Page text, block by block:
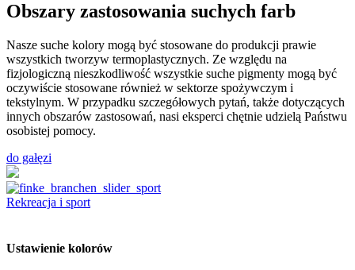
Obszary zastosowania suchych farb
Nasze suche kolory mogą być stosowane do produkcji prawie
wszystkich tworzyw termoplastycznych. Ze względu na
fizjologiczną nieszkodliwość wszystkie suche pigmenty mogą być
oczywiście stosowane również w sektorze spożywczym i
tekstylnym. W przypadku szczegółowych pytań, także dotyczących
innych obszarów zastosowań, nasi eksperci chętnie udzielą Państwu
osobistej pomocy.
do gałęzi
Rekreacja i sport
Ustawienie kolorów